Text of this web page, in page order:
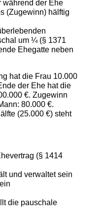
während der Ehe
(Zugewinn) hälftig
um ¼ (§ 1371
Ehegatte neben
hat die Frau 10.000
der Ehe hat die
€. Zugewinn
80.000 €.
(25.000 €) steht
(§ 1414
und verwaltet sein
die pauschale